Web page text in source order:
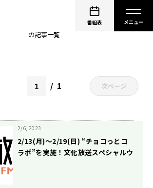
番組表
の記事一覧
1 次ページ
2/6, 2023
2/13(月)〜2/19(日) “チョコっとコ
ラボ”を実施！文化放送スペシャルウ